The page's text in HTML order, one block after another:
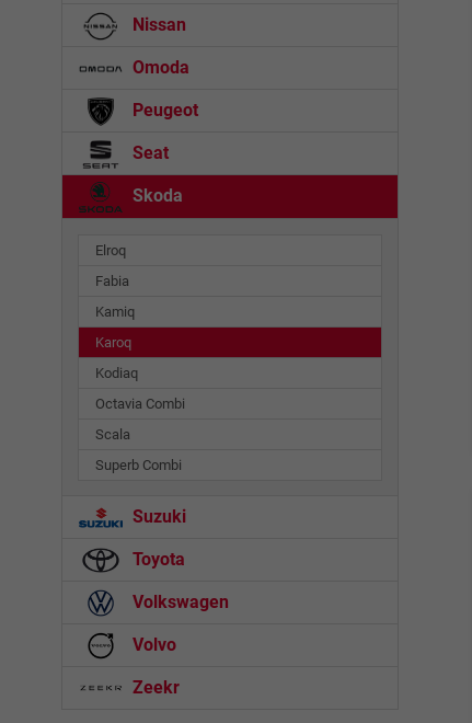
Nissan
Omoda
Peugeot
Seat
Skoda
Elroq
Fabia
Kamiq
Karoq
Kodiaq
Octavia Combi
Scala
Superb Combi
Suzuki
Toyota
Volkswagen
Volvo
Zeekr